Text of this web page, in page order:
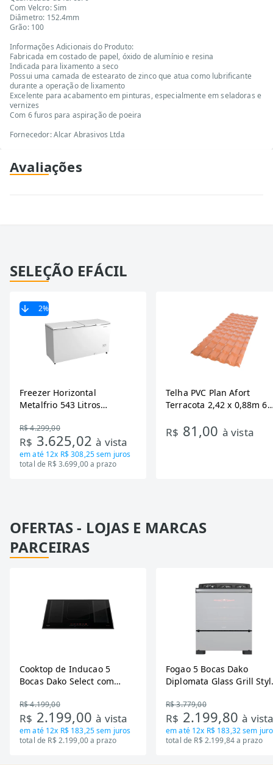
Com Velcro: Sim
Diâmetro: 152.4mm
Grão: 100
Informações Adicionais do Produto:
Fabricada em costado de papel, óxido de alumínio e resina
Indicada para lixamento a seco
Possui uma camada de estearato de zinco que atua como lubrificante
durante a operação de lixamento
Excelente para acabamento em pinturas, especialmente em seladoras e
vernizes
Com 6 furos para aspiração de poeira
Fornecedor: Alcar Abrasivos Ltda
Avaliações
SELEÇÃO EFÁCIL
2%
Freezer Horizontal
Metalfrio 543 Litros
Tecnologia Inverter, Branco,
Bivolt
R$ 4.299,00
R$ 3.625,02à vista
em até 12x R$ 308,25sem juros
total de R$ 3.699,00 a prazo
Telha PVC Plan Afort
Terracota 2,42 x 0,88m 6
R$ 81,00 à vista
OFERTAS - LOJAS E MARCAS
PARCEIRAS
Cooktop de Inducao 5
Bocas Dako Select com
R$ 4.199,00
R$ 2.199,00à vista
em até 12x R$ 183,25sem juros
total de R$ 2.199,00 a prazo
Fogao 5 Bocas Dako
Diplomata Glass Grill
R$ 3.779,00
R$ 2.199,80à
em até 12x R$ 183,32sem
total de R$ 2.199,84 a prazo